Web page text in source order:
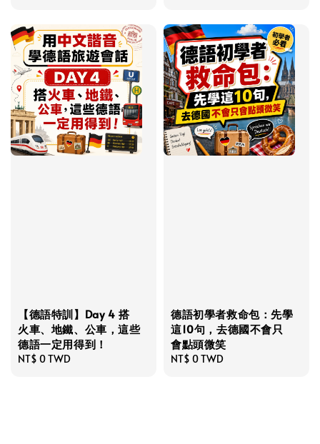
【德語特訓】Day 4 搭
火車、地鐵、公車，這些
德語一定用得到！
Regular
NT$ 0 TWD
德語初學者救命包：先學
這10句，去德國不會只
會點頭微笑
Regular
NT$ 0 TWD